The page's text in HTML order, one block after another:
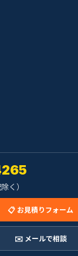
く）
📋 お見積りフォーム
✉️ メールで相談